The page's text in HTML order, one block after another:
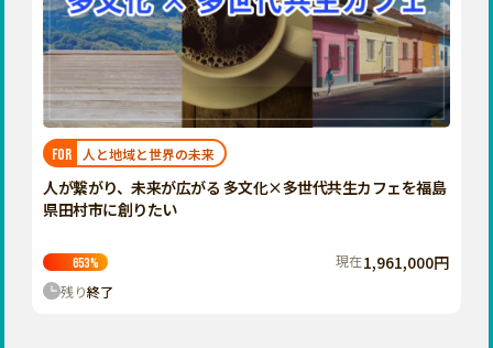
関東
茨城
栃木
群馬
千葉
神奈川
鳥取 島根 岡山 広島 山口
四国
徳島 香川 愛媛 高知
九州・沖縄
福岡 佐賀 長崎
宮崎
鹿児島 沖縄
FOR 人と地域と世界の未来
人が繋がり、未来が広がる 多文化×多世代共生カフェを福島
県田村市に創りたい
653% 現在1,961,000円
残り終了